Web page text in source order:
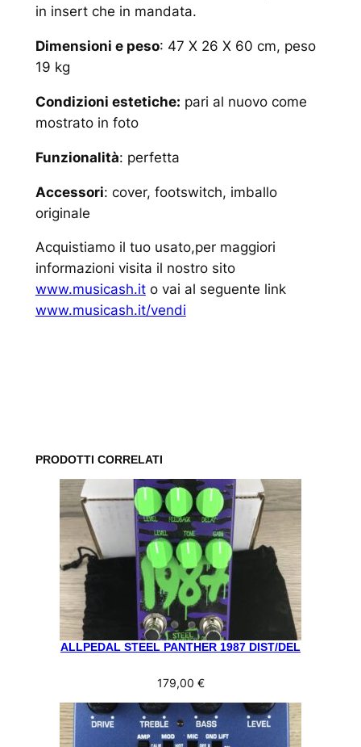
in insert che in mandata.
Dimensioni e peso: 47 X 26 X 60 cm, peso
19 kg
Condizioni estetiche: pari al nuovo come
mostrato in foto
Funzionalità: perfetta
Accessori: cover, footswitch, imballo
originale
Acquistiamo il tuo usato,per maggiori
informazioni visita il nostro sito
www.musicash.ito vai al seguente link
www.musicash.it/vendi
PRODOTTI CORRELATI
ALLPEDAL STEEL PANTHER 1987 DIST/DEL
179,00 €